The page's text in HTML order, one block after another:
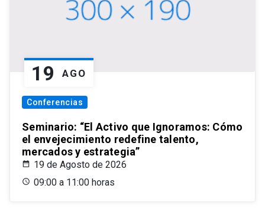
19 AGO
Conferencias
Seminario: “El Activo que Ignoramos: Cómo
el envejecimiento redefine talento,
mercados y estrategia”
19 de Agosto de 2026
09:00 a 11:00 horas